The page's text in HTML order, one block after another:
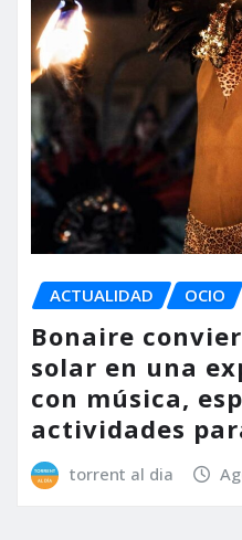
ACTUALIDAD OCIO
Bonaire
solar en una
con música,
actividades
torrent al dia